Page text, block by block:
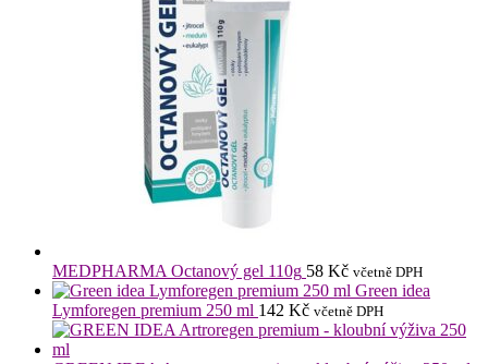
MEDPHARMA Octanový gel 110g 58 Kč včetně DPH
Green idea
Lymforegen premium 250 ml 142 Kč včetně DPH